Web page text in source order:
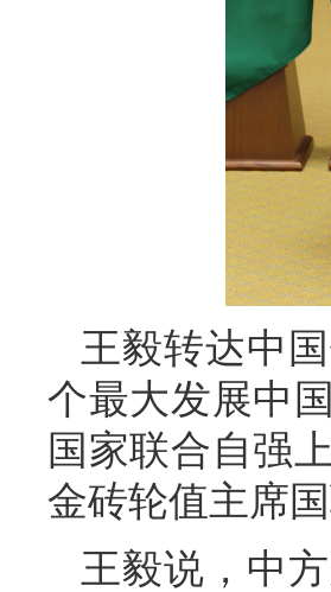
王毅转达中
个最大发展中
国家联合自强
金砖轮值主席
王毅说，中